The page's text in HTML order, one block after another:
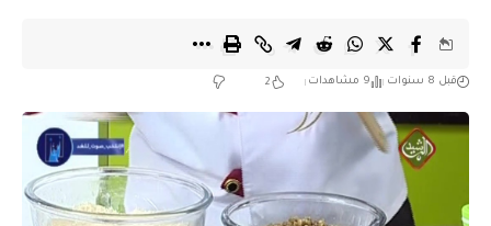
قبل 8 سنوات 9 مشاهدات 2